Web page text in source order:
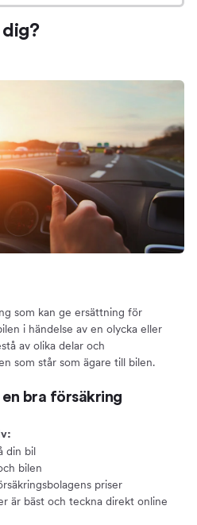
du har
som kan ge ersättning för
i händelse av en olycka eller
av olika delar och
som står som ägare till bilen.
bra försäkring
din bil
bilen
priser
är bäst och teckna direkt online